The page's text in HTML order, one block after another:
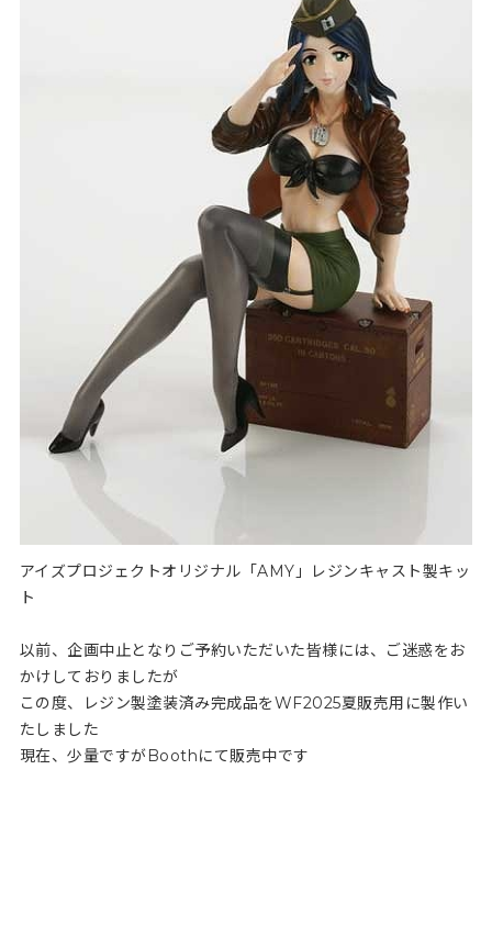
アイズプロジェクトオリジナル「AMY」レジンキャスト製キッ
ト
以前、企画中止となりご予約いただいた皆様には、ご迷惑をお
かけしておりましたが
この度、レジン製塗装済み完成品をWF2025夏販売用に製作い
たしました
現在、少量ですがBoothにて販売中です